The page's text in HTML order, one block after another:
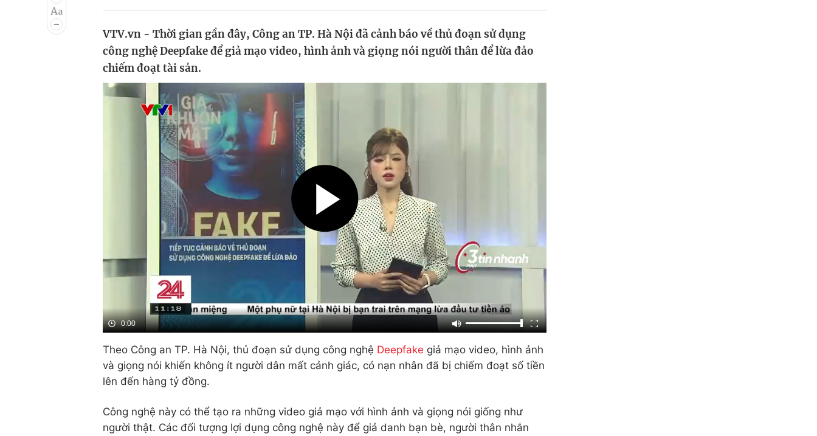
Âm nhạc
Chất lượng cuộc sống
Thị trường
VTV.vn - Thời gian gần đây, Công an TP. Hà Nội đã cảnh báo về thủ đoạn sử dụng
công nghệ Deepfake để giả mạo video, hình ảnh và giọng nói người thân để lừa đảo
chiếm đoạt tài sản.
0:00
Theo Công an TP. Hà Nội, thủ đoạn sử dụng công nghệ Deepfake giả mạo video, hình ảnh
và giọng nói khiến không ít người dân mất cảnh giác, có nạn nhân đã bị chiếm đoạt số tiền
lên đến hàng tỷ đồng.
Công nghệ này có thể tạo ra những video giả mạo với hình ảnh và giọng nói giống như
người thật. Các đối tượng lợi dụng công nghệ này để giả danh bạn bè, người thân nhắn